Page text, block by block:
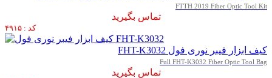
FTTH 2019 Fiber Optic Tool Kit
تماس بگیرید
کد : ۴۹۱۵
کیف ابزار فیبر نوری فول FHT-K3032
Full FHT-K3032 Fiber Optic Tool Bag
تماس بگیرید